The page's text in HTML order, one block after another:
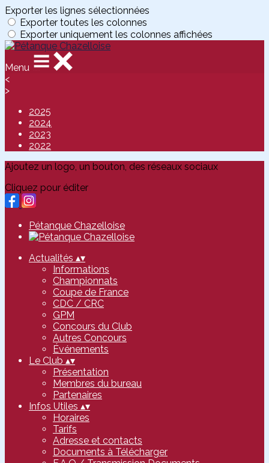
Exporter les lignes sélectionnées
Exporter toutes les colonnes
Exporter uniquement les colonnes affichées
Menu
<
>
2025
2024
2023
2022
Ajoutez un logo, un bouton, des réseaux sociaux
Cliquez pour éditer
Pétanque Chazelloise
Actualités ▴▾
Informations
Championnats
Coupe de France
CDC / CRC
GPM
Concours du Club
Autres Concours
Événements
Le Club ▴▾
Présentation
Membres du bureau
Partenaires
Infos Utiles ▴▾
Horaires
Tarifs
Adresse et contacts
Documents à Télécharger